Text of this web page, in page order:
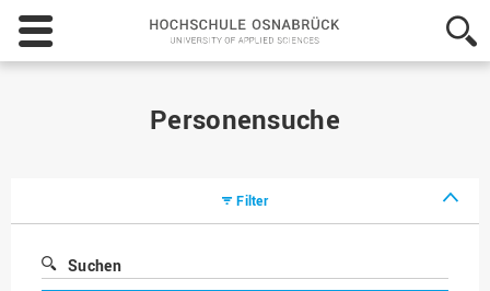
Hochschule
Osnabrück
-
Personensuche
Filter
Suchen